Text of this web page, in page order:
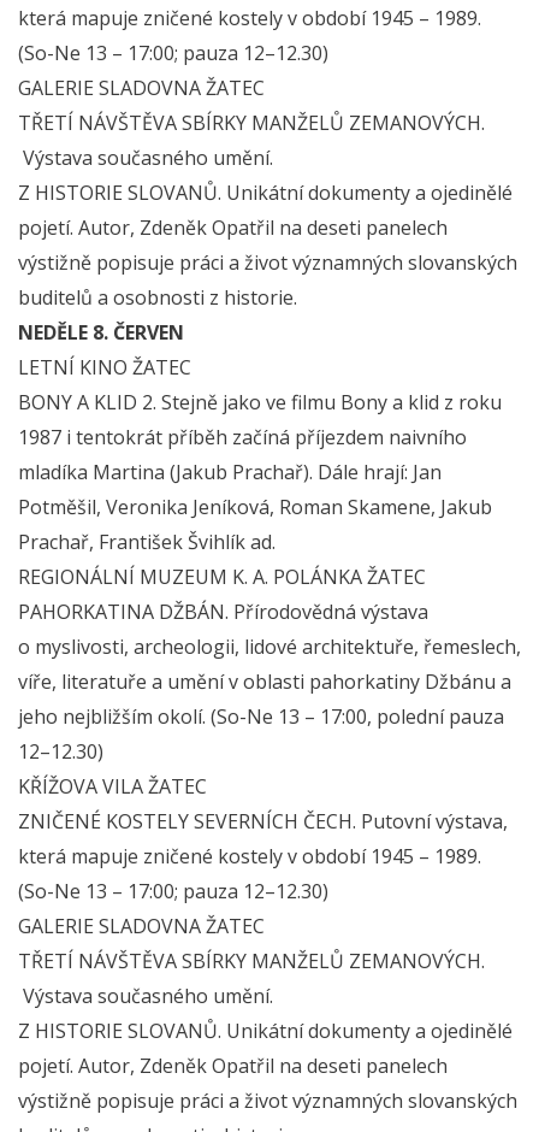
která mapuje zničené kostely v období 1945 – 1989.
(So-Ne 13 – 17:00; pauza 12–12.30)
GALERIE SLADOVNA ŽATEC
TŘETÍ NÁVŠTĚVA SBÍRKY MANŽELŮ ZEMANOVÝCH.
Výstava současného umění.
Z HISTORIE SLOVANŮ. Unikátní dokumenty a ojedinělé
pojetí. Autor, Zdeněk Opatřil na deseti panelech
výstižně popisuje práci a život významných slovanských
buditelů a osobnosti z historie.
NEDĚLE 8. ČERVEN
LETNÍ KINO ŽATEC
BONY A KLID 2. Stejně jako ve filmu Bony a klid z roku
1987 i tentokrát příběh začíná příjezdem naivního
mladíka Martina (Jakub Prachař). Dále hrají: Jan
Potměšil, Veronika Jeníková, Roman Skamene, Jakub
Prachař, František Švihlík ad.
REGIONÁLNÍ MUZEUM K. A. POLÁNKA ŽATEC
PAHORKATINA DŽBÁN. Přírodovědná výstava
o myslivosti, archeologii, lidové architektuře, řemeslech,
víře, literatuře a umění v oblasti pahorkatiny Džbánu a
jeho nejbližším okolí. (So-Ne 13 – 17:00, polední pauza
12–12.30)
KŘÍŽOVA VILA ŽATEC
ZNIČENÉ KOSTELY SEVERNÍCH ČECH. Putovní výstava,
která mapuje zničené kostely v období 1945 – 1989.
(So-Ne 13 – 17:00; pauza 12–12.30)
GALERIE SLADOVNA ŽATEC
TŘETÍ NÁVŠTĚVA SBÍRKY MANŽELŮ ZEMANOVÝCH.
Výstava současného umění.
Z HISTORIE SLOVANŮ. Unikátní dokumenty a ojedinělé
pojetí. Autor, Zdeněk Opatřil na deseti panelech
výstižně popisuje práci a život významných slovanských